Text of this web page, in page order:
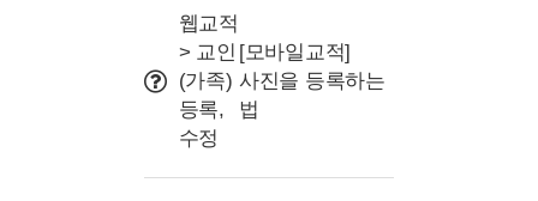
출석 관리(QR/바코드)
조직(교구or부서) 설정
문자 관련
웹교적
> 교인
(가족)
등록,
수정
[모바일교적]
사진을 등록하는
법